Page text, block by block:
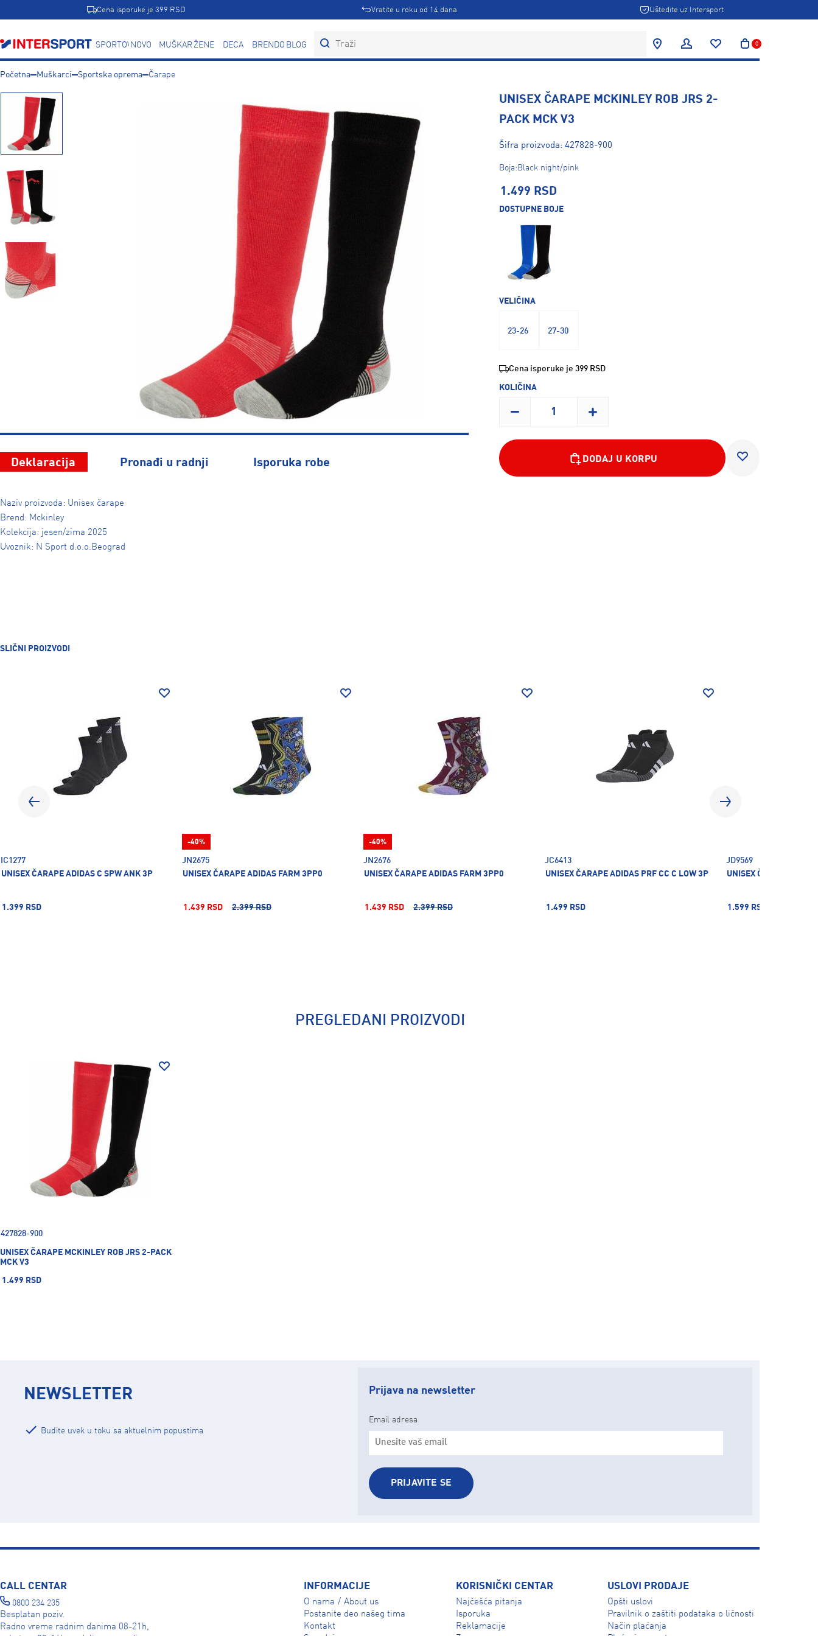
Cena isporuke je 399 RSD Vratite u roku od 14 dana Uštedite uz Intersport
SPORTOVINOVO MUŠKARCIŽENE DECA BRENDOVIBLOG 0
Početna Muškarci Sportska oprema Čarape
Deklaracija Pronađi u radnji Isporuka robe
Naziv proizvoda: Unisex čarape
Brend: Mckinley
Kolekcija: jesen/zima 2025
Uvoznik: N Sport d.o.o.Beograd
UNISEX ČARAPE MCKINLEY ROB JRS 2-
PACK MCK V3
Šifra proizvoda: 427828-900
Boja:Black night/pink
1.499 RSD
DOSTUPNE BOJE
VELIČINA
23-26 27-30
Cena isporuke je 399 RSD
KOLIČINA
DODAJ U KORPU
SLIČNI PROIZVODI
IC1277
UNISEX ČARAPE ADIDAS C SPW ANK 3P
1.399 RSD
JN2675
UNISEX ČARAPE ADIDAS FARM 3PP0
1.439 RSD 2.399 RSD
-40%
JN2676
UNISEX ČARAPE ADIDAS FARM 3PP0
1.439 RSD 2.399 RSD
-40%
JC6413
UNISEX ČARAPE ADIDAS PRF CC C LOW 3P
1.499 RSD
JD9569
UNISEX ČARAPE
1.599 RSD
PREGLEDANI PROIZVODI
427828-900
UNISEX ČARAPE MCKINLEY ROB JRS 2-PACK
MCK V3
1.499 RSD
NEWSLETTER
Budite uvek u toku sa aktuelnim popustima
Prijava na newsletter
Email adresa
PRIJAVITE SE
CALL CENTAR
0800 234 235
Besplatan poziv.
Radno vreme radnim danima 08-21h,
INFORMACIJE
O nama / About us
Postanite deo našeg tima
Kontakt
KORISNIČKI CENTAR
Najčešća pitanja
Isporuka
Reklamacije
USLOVI PRODAJE
Opšti uslovi
Pravilnik o zaštiti podataka o ličnosti
Način plaćanja